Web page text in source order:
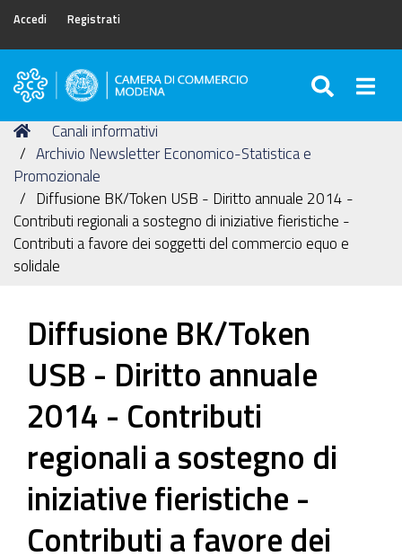
Accedi Registrati
Camera
Commercio
di
Modena
Tu
sei
qui:
Home
Canali informativi
Archivio Newsletter Economico-Statistica e
Promozionale
Diffusione BK/Token USB - Diritto annuale 2014 -
Contributi regionali a sostegno di iniziative fieristiche -
Contributi a favore dei soggetti del commercio equo e
solidale
Diffusione BK/Token
USB - Diritto annuale
2014 - Contributi
regionali a sostegno di
iniziative fieristiche -
Contributi a favore dei